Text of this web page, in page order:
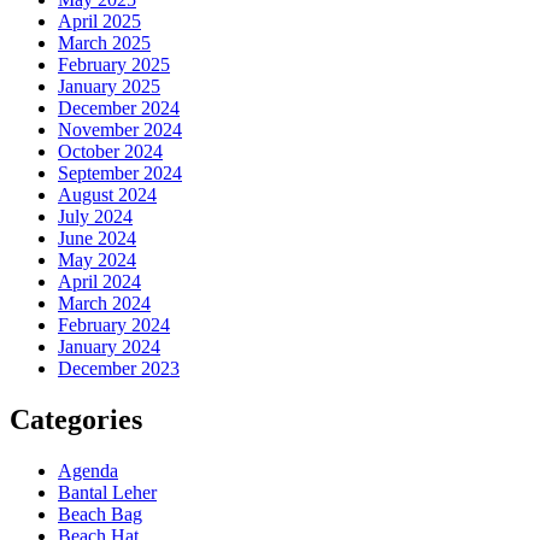
April 2025
March 2025
February 2025
January 2025
December 2024
November 2024
October 2024
September 2024
August 2024
July 2024
June 2024
May 2024
April 2024
March 2024
February 2024
January 2024
December 2023
Categories
Agenda
Bantal Leher
Beach Bag
Beach Hat